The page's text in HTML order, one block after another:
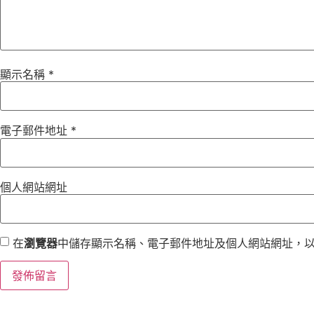
顯示名稱 *
電子郵件地址 *
個人網站網址
在瀏覽器中儲存顯示名稱、電子郵件地址及個人網站網址，